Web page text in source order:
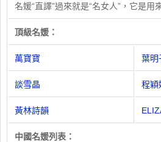
名媛“直譯”過來就是“名女人”，它是
頂級名媛：
萬寶寶 葉明
談雪晶 程穎
黃林詩韻
中國名媛列表：